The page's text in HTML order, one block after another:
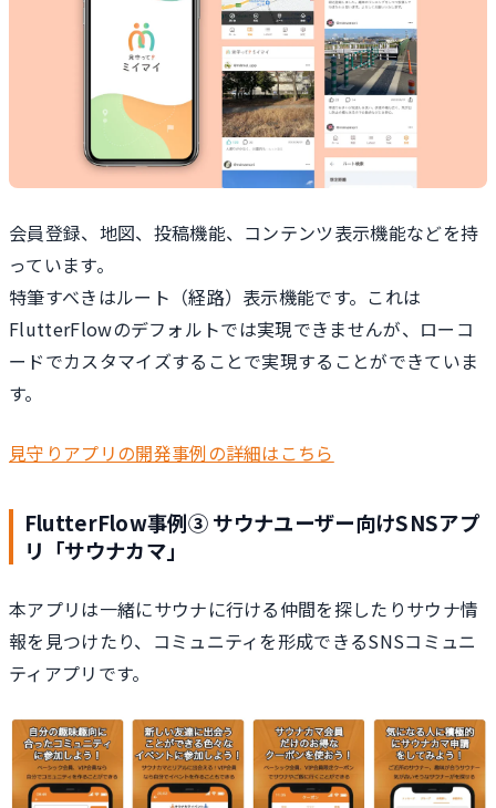
会員登録、地図、投稿機能、コンテンツ表示機能などを持
っています。
特筆すべきはルート（経路）表示機能です。これは
FlutterFlowのデフォルトでは実現できませんが、ローコ
ードでカスタマイズすることで実現することができていま
す。
見守りアプリの開発事例の詳細はこちら
FlutterFlow事例③ サウナユーザー向けSNSアプ
リ「サウナカマ」
本アプリは一緒にサウナに行ける仲間を探したりサウナ情
報を見つけたり、コミュニティを形成できるSNSコミュニ
ティアプリです。